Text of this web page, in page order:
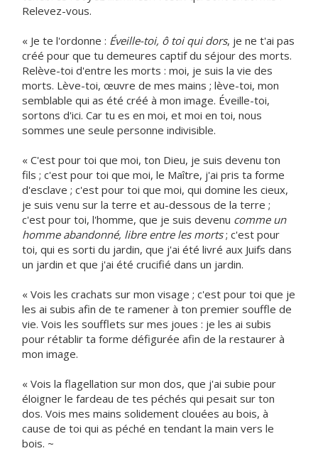
Relevez-vous.
« Je te l'ordonne : Éveille-toi, ô toi qui dors, je ne t'ai pas
créé pour que tu demeures captif du séjour des morts.
Relève-toi d'entre les morts : moi, je suis la vie des
morts. Lève-toi, œuvre de mes mains ; lève-toi, mon
semblable qui as été créé à mon image. Éveille-toi,
sortons d'ici. Car tu es en moi, et moi en toi, nous
sommes une seule personne indivisible.
« C'est pour toi que moi, ton Dieu, je suis devenu ton
fils ; c'est pour toi que moi, le Maître, j'ai pris ta forme
d'esclave ; c'est pour toi que moi, qui domine les cieux,
je suis venu sur la terre et au-dessous de la terre ;
c'est pour toi, l'homme, que je suis devenu comme un
homme abandonné, libre entre les morts; c'est pour
toi, qui es sorti du jardin, que j'ai été livré aux Juifs dans
un jardin et que j'ai été crucifié dans un jardin.
« Vois les crachats sur mon visage ; c'est pour toi que je
les ai subis afin de te ramener à ton premier souffle de
vie. Vois les soufflets sur mes joues : je les ai subis
pour rétablir ta forme défigurée afin de la restaurer à
mon image.
« Vois la flagellation sur mon dos, que j'ai subie pour
éloigner le fardeau de tes péchés qui pesait sur ton
dos. Vois mes mains solidement clouées au bois, à
cause de toi qui as péché en tendant la main vers le
bois. ~